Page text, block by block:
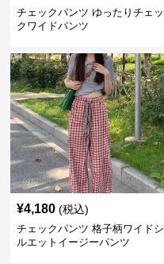
チェックパンツ ゆったりチェッ
クワイドパンツ
¥4,180 (税込)
チェックパンツ 格子柄ワイドシ
ルエットイージーパンツ